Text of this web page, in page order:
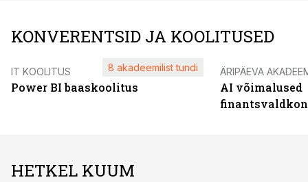
KONVERENTSID JA KOOLITUSED
IT KOOLITUS
Power BI baaskoolitus
8 akadeemilist tundi ÄRIPÄEVA
AI võimalused
HETKEL KUUM